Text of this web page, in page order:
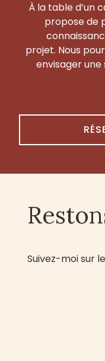
À la table d’un
propose de
projet. Nous
envisager
Suivez-moi sur